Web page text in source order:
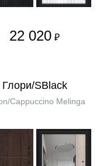
22 020 ₽
Глори/SBlack
Cappuccino Melinga